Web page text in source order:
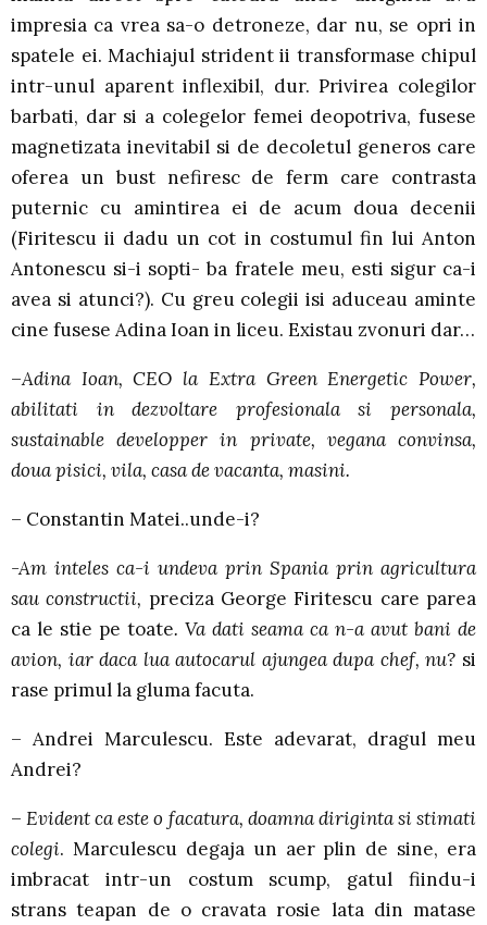
impresia ca vrea sa-o detroneze, dar nu, se opri in
spatele ei. Machiajul strident ii transformase chipul
intr-unul aparent inflexibil, dur. Privirea colegilor
barbati, dar si a colegelor femei deopotriva, fusese
magnetizata inevitabil si de decoletul generos care
oferea un bust nefiresc de ferm care contrasta
puternic cu amintirea ei de acum doua decenii
(Firitescu ii dadu un cot in costumul fin lui Anton
Antonescu si-i sopti- ba fratele meu, esti sigur ca-i
avea si atunci?). Cu greu colegii isi aduceau aminte
cine fusese Adina Ioan in liceu. Existau zvonuri dar…
–Adina Ioan, CEO la Extra Green Energetic Power,
abilitati in dezvoltare profesionala si personala,
sustainable developper in private, vegana convinsa,
doua pisici, vila, casa de vacanta, masini.
– Constantin Matei..unde-i?
-Am inteles ca-i undeva prin Spania prin agricultura
sau constructii, preciza George Firitescu care parea
ca le stie pe toate. Va dati seama ca n-a avut bani de
avion, iar daca lua autocarul ajungea dupa chef, nu? si
rase primul la gluma facuta.
– Andrei Marculescu. Este adevarat, dragul meu
Andrei?
–Evident ca este o facatura, doamna diriginta si stimati
colegi. Marculescu degaja un aer plin de sine, era
imbracat intr-un costum scump, gatul fiindu-i
strans teapan de o cravata rosie lata din matase